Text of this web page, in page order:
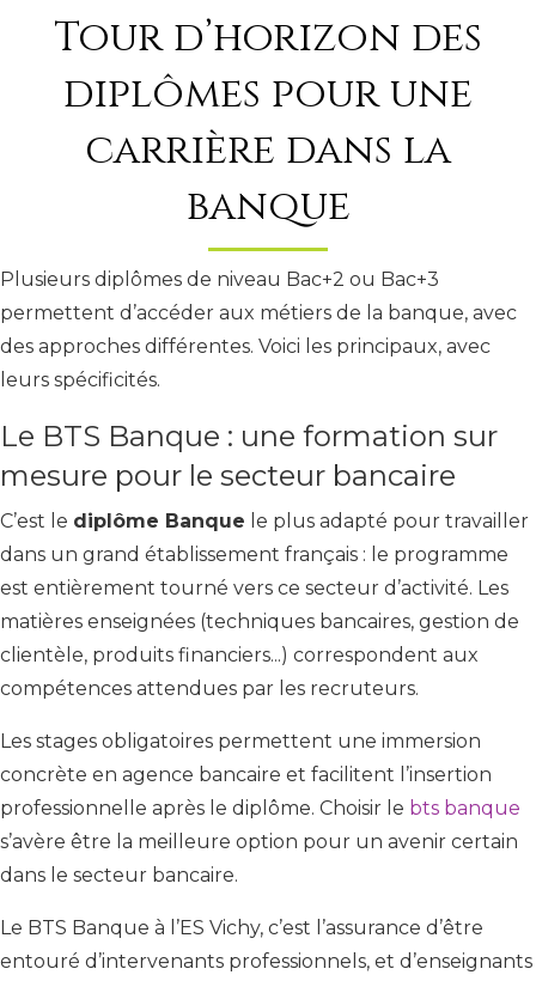
Tour d’horizon des
diplômes pour une
carrière dans la
banque
Plusieurs diplômes de niveau Bac+2 ou Bac+3
permettent d’accéder aux métiers de la banque, avec
des approches différentes. Voici les principaux, avec
leurs spécificités.
Le BTS Banque : une formation sur
mesure pour le secteur bancaire
C’est le diplôme Banque le plus adapté pour travailler
dans un grand établissement français : le programme
est entièrement tourné vers ce secteur d’activité. Les
matières enseignées (techniques bancaires, gestion de
clientèle, produits financiers...) correspondent aux
compétences attendues par les recruteurs.
Les stages obligatoires permettent une immersion
concrète en agence bancaire et facilitent l’insertion
professionnelle après le diplôme. Choisir le bts banque
s’avère être la meilleure option pour un avenir certain
dans le secteur bancaire.
Le BTS Banque à l’ES Vichy, c’est l’assurance d’être
entouré d’intervenants professionnels, et d’enseignants